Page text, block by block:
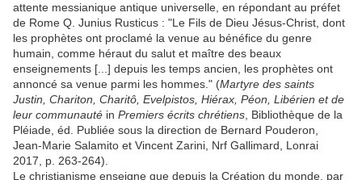
attente messianique antique universelle, en répondant au préfet
de Rome Q. Junius Rusticus : "Le Fils de Dieu Jésus-Christ, dont
les prophètes ont proclamé la venue au bénéfice du genre
humain, comme héraut du salut et maître des beaux
enseignements [...] depuis les temps ancien, les prophètes ont
annoncé sa venue parmi les hommes." (Martyre des saints
Justin, Chariton, Charitô, Evelpistos, Hiérax, Péon, Libérien et de
leur communauté in Premiers écrits chrétiens , Bibliothèque de la
Pléiade, éd. Publiée sous la direction de Bernard Pouderon,
Jean-Marie Salamito et Vincent Zarini, Nrf Gallimard, Lonrai
2017, p. 263-264).
Le christianisme enseigne que depuis la Création du monde, par